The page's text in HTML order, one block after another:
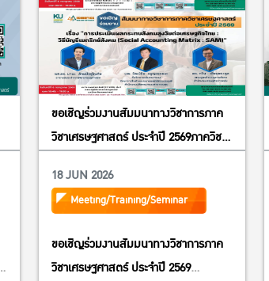
ขอเชิญร่วมงานสัมมนาทางวิชาการภาค
วิชาเศรษฐศาสตร์ ประจำปี 2569ภาควิชา
มหาวิทยาลัยเกษตรศาสตร์หัวข้อ “สังคม
สูงวัยไทย : ผลกระทบทางเศรษฐกิจและ
การเตรียมพร้อมของประชาชน”
18 JUN 2026
Meeting/Training/Seminar
ขอเชิญร่วมงานสัมมนาทางวิชาการภาค
วิชาเศรษฐศาสตร์ ประจำปี 2569